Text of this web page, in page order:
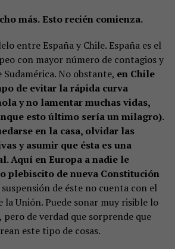
más. Esto recién comienza.
entre España y Chile. España es el
con mayor número de contagios y
Sudamérica. No obstante, en Chile
de evitar la rápida curva
y no lamentar muchas vidas,
esto último sería un milagro).
en la casa, olvidar las
y asumir que ésta es una
Aquí en Europa a nadie le
plebiscito de nueva Constitución
de éste no cuenta con el
la Unión. Puede sonar muy risible lo
pero de verdad que sorprende que
este tipo de cosas.